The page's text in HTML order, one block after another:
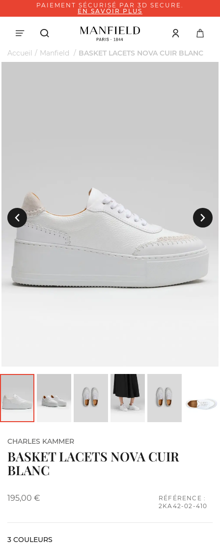
PAIEMENT SÉCURISÉ PAR 3D SECURE.
EN SAVOIR PLUS
Accueil Manfield BASKET LACETS NOVA CUIR BLANC
Précedent Suivant
CHARLES KAMMER
BASKET LACETS NOVA CUIR
BLANC
195,00 €
RÉFÉRENCE :
2KA42-02-410
3 COULEURS